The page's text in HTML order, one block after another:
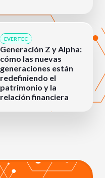
EVERTEC
Generación Z y Alpha:
cómo las nuevas
generaciones están
redefiniendo el
patrimonio y la
relación financiera